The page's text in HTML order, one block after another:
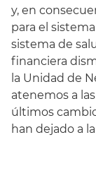
y, en
para el
sistema de
financiera
la Unidad de
atenemos a
últimos
han dejado a